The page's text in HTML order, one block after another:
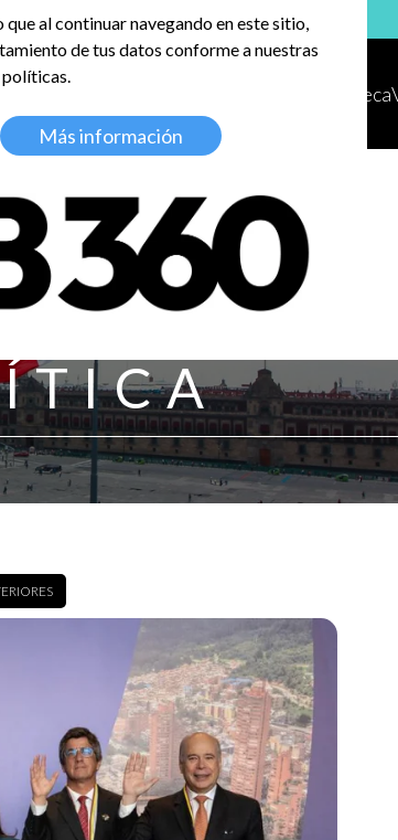
Hemeroteca
al continuar navegando en este sitio,
de tus datos conforme a nuestras
políticas.
Más información